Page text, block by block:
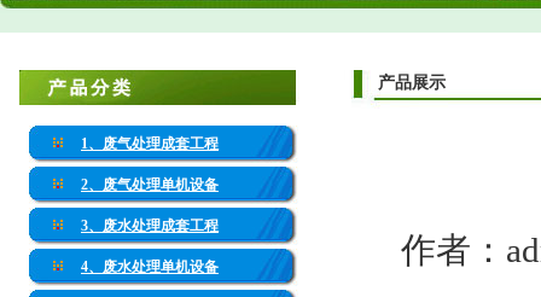
1、废气处理成套工程
2、废气处理单机设备
3、废水处理成套工程
4、废水处理单机设备
产品展示
作者：